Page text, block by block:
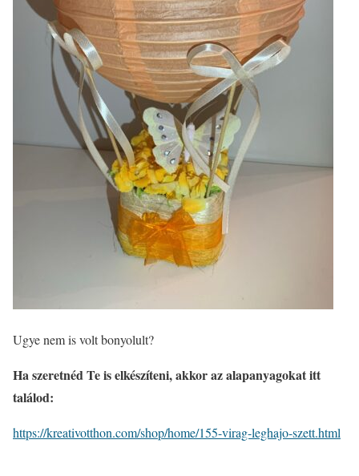
Ugye nem is volt bonyolult?
Ha szeretnéd Te is elkészíteni, akkor az alapanyagokat itt
találod:
https://kreativotthon.com/shop/home/155-virag-leghajo-szett.html